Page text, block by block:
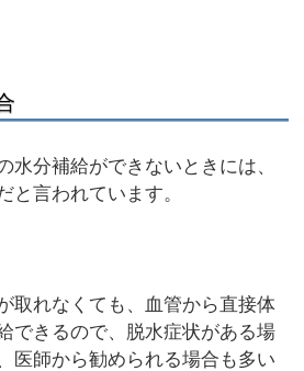
水分補給ができないときには、
と言われています。
取れなくても、血管から直接体
できるので、脱水症状がある場
医師から勧められる場合も多い